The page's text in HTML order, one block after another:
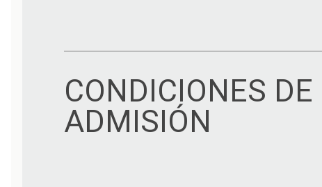
CONDICIONES DE
ADMISIÓN